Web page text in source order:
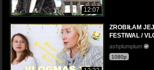
12:07
ZROBIŁAM
FESTIWAL /
ashplumplum
1080p